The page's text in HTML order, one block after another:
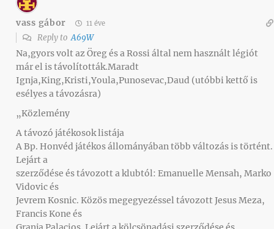
vass gábor 11 éve
Reply toA69W
Na,gyors volt az Öreg és a Rossi által nem használt légiót
már el is távolították.Maradt
Ignja,King,Kristi,Youla,Punosevac,Daud (utóbbi kettő is
esélyes a távozásra)
„Közlemény
A távozó játékosok listája
A Bp. Honvéd játékos állományában több változás is történt.
Lejárt a
szerződése és távozott a klubtól: Emanuelle Mensah, Marko
Vidovic és
Jevrem Kosnic. Közös megegyezéssel távozott Jesus Meza,
Francis Kone és